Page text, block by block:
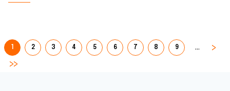
1 2 3 4 5 6 7 8 9 …